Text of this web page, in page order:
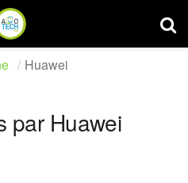
Huawei
par Huawei